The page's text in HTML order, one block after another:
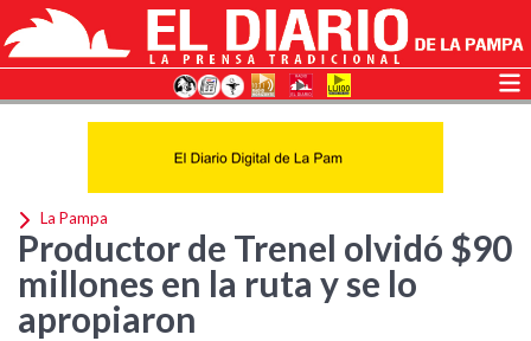
La Pampa
Productor de Trenel olvidó $90
millones en la ruta y se lo
apropiaron